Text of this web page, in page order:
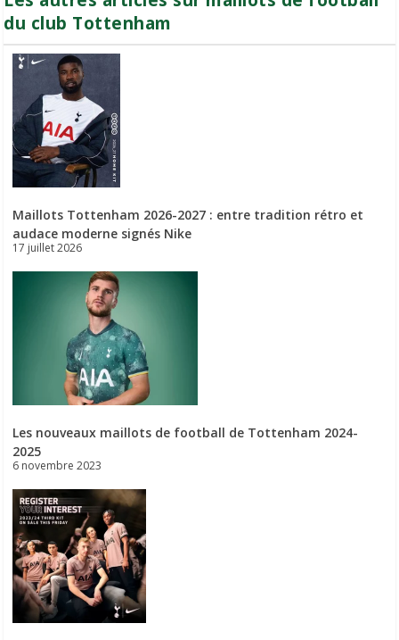
du club Tottenham
Maillots Tottenham 2026-2027 : entre tradition rétro et
audace moderne signés Nike
17 juillet 2026
Les nouveaux maillots de football de Tottenham 2024-
2025
6 novembre 2023